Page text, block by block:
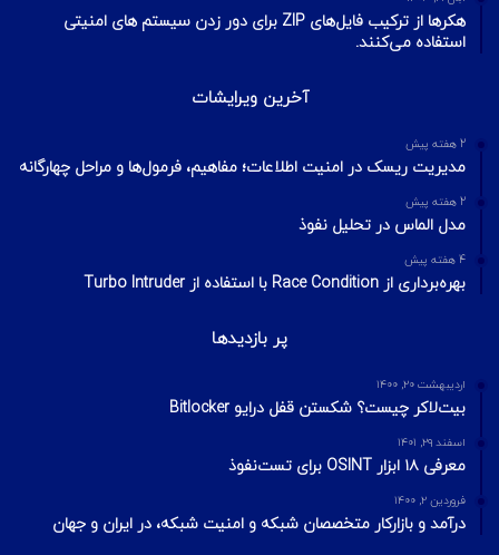
1 هفته پیش
2 هفته پیش
Footprinting و Reconnaissance چیست؟ آشنایی با روش‌های
جمع‌آوری اطلاعات در امنیت سایبری
از یک باگ در هسته ویندوز در حملاتی برای به‌دست‌آوردن امتیازات
SYSTEM سوءاستفاده می‌شود.
آبان ۲۱, ۱۴۰۳
هکرها از ترکیب فایل‌های ZIP برای دور زدن سیستم های امنیتی
استفاده می‌کنند.
آخرین ویرایشات